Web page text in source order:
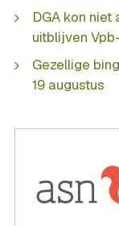
DGA kon
uitblijven
Gezellige
19 augustus